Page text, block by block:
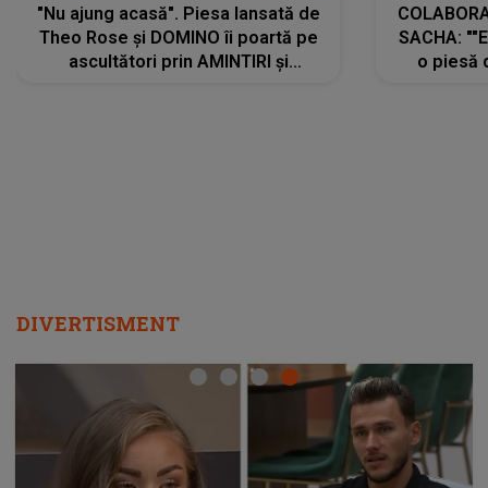
"Nu ajung acasă". Piesa lansată de
Theo Rose și DOMINO îi poartă pe
ascultători prin AMINTIRI și
SACHA:
o piesă
DIVERTISMENT